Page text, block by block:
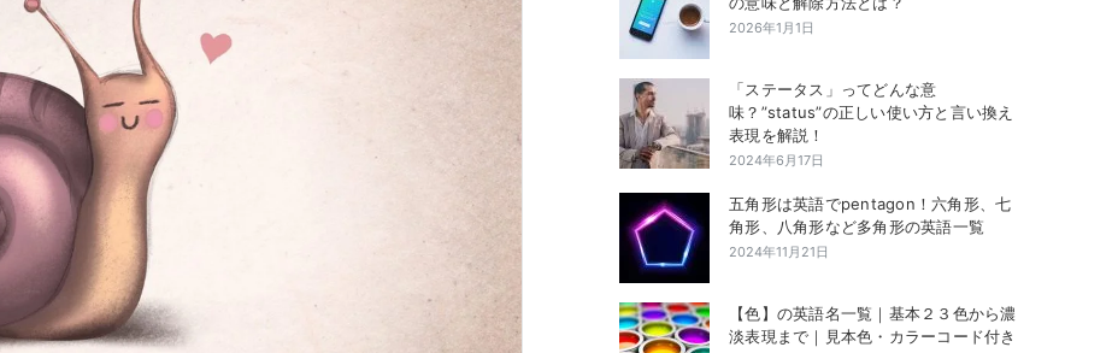
2026年1月1日
「ステータス」ってどんな意
味？”status”の正しい使い方と言い換え
表現を解説！
2024年6月17日
五角形は英語でpentagon！六角形、七
角形、八角形など多角形の英語一覧
2024年11月21日
【色】の英語名一覧｜基本２３色から濃
淡表現まで｜見本色・カラーコード付き